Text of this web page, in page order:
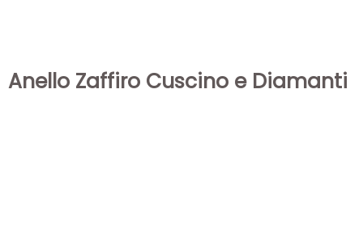
Anello Zaffiro Cuscino e Diamanti